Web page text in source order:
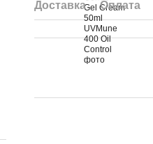
Доставка Оплата